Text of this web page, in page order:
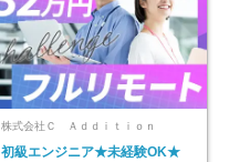
株式会社Ｃ Ａｄｄｉｔｉｏｎ
初級エンジニア★未経験OK★